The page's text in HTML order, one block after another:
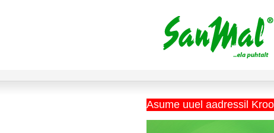
Asume uuel aadressil